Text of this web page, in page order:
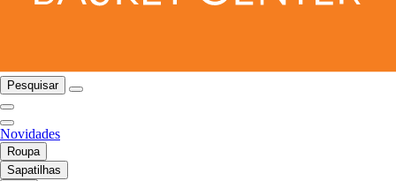
Pesquisar
Novidades
Roupa
Sapatilhas